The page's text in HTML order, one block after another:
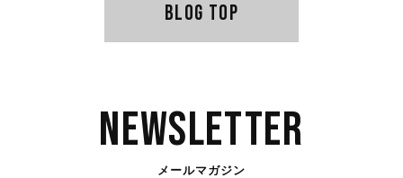
BLOG TOP
Newsletter
メールマガジン